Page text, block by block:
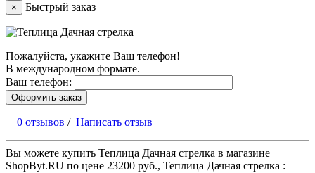
× Быстрый заказ
Пожалуйста, укажите Ваш телефон!
В международном формате.
Ваш телефон:
Оформить заказ
0 отзывов / Написать отзыв
Вы можете купить Теплица Дачная стрелка в магазине
ShopByt.RU по цене 23200 руб., Теплица Дачная стрелка :